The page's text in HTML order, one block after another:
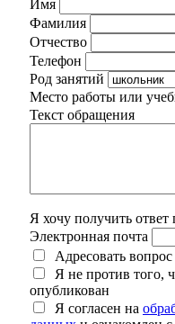
Имя
Фамилия
Отчество
Телефон
Род занятий
Место работы или
Текст обращения
Я хочу получить ответ
Электронная почта
Адресовать вопрос
Я не против того,
опубликован
Я согласен на